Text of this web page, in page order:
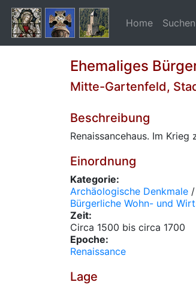
Home Suchen
Ehemaliges
Mitte-Gartenfeld,
Beschreibung
Renaissancehaus. Im Krieg
Einordnung
Kategorie:
Archäologische Denkmale /
Bürgerliche Wohn- und
Zeit:
Circa 1500 bis circa 1700
Epoche:
Renaissance
Lage